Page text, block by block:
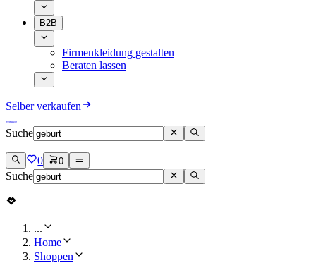
B2B
Firmenkleidung gestalten
Beraten lassen
Selber verkaufen
Suche
0 0
Suche
...
Home
Shoppen